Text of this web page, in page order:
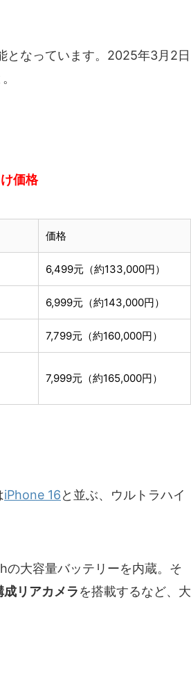
となっています。2025年3月2日
価格
価格
6,499元（約133,000円）
6,999元（約143,000円）
7,799元（約160,000円）
7,999元（約165,000円）
iPhone 16と並ぶ、ウルトラハイ
の大容量バッテリーを内蔵。そ
リアカメラを搭載するなど、大